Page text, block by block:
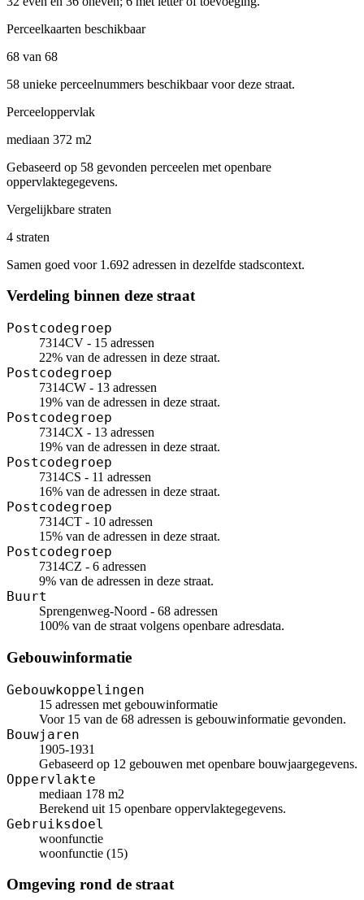
Perceelkaarten beschikbaar
68 van 68
58 unieke perceelnummers beschikbaar voor deze straat.
Perceeloppervlak
mediaan 372 m2
Gebaseerd op 58 gevonden perceelen met openbare
oppervlaktegegevens.
Vergelijkbare straten
4 straten
Samen goed voor 1.692 adressen in dezelfde stadscontext.
Verdeling binnen deze straat
Postcodegroep
7314CV - 15 adressen
22% van de adressen in deze straat.
Postcodegroep
7314CW - 13 adressen
19% van de adressen in deze straat.
Postcodegroep
7314CX - 13 adressen
19% van de adressen in deze straat.
Postcodegroep
7314CS - 11 adressen
16% van de adressen in deze straat.
Postcodegroep
7314CT - 10 adressen
15% van de adressen in deze straat.
Postcodegroep
7314CZ - 6 adressen
9% van de adressen in deze straat.
Buurt
Sprengenweg-Noord - 68 adressen
100% van de straat volgens openbare adresdata.
Gebouwinformatie
Gebouwkoppelingen
15 adressen met gebouwinformatie
Voor 15 van de 68 adressen is gebouwinformatie gevonden.
Bouwjaren
1905-1931
Gebaseerd op 12 gebouwen met openbare bouwjaargegevens.
Oppervlakte
mediaan 178 m2
Berekend uit 15 openbare oppervlaktegegevens.
Gebruiksdoel
woonfunctie
woonfunctie (15)
Omgeving rond de straat